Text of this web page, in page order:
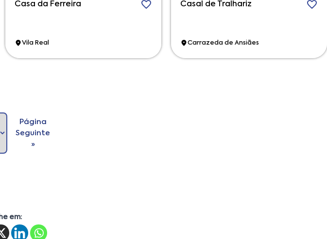
Casa da Ferreira
Vila Real
Casal de Tralhariz
Carrazeda de Ansiães
Página
Seguinte
»
em: